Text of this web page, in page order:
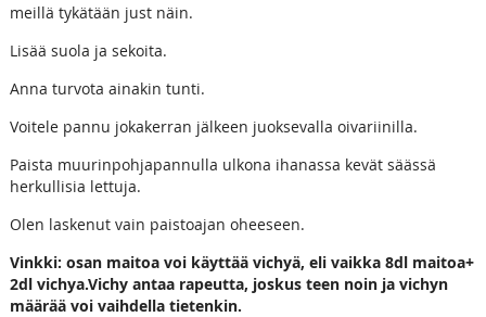
meillä tykätään just näin.
Lisää suola ja sekoita.
Anna turvota ainakin tunti.
Voitele pannu jokakerran jälkeen juoksevalla oivariinilla.
Paista muurinpohjapannulla ulkona ihanassa kevät säässä
herkullisia lettuja.
Olen laskenut vain paistoajan oheeseen.
Vinkki: osan maitoa voi käyttää vichyä, eli vaikka 8dl maitoa+
2dl vichya.Vichy antaa rapeutta, joskus teen noin ja vichyn
määrää voi vaihdella tietenkin.